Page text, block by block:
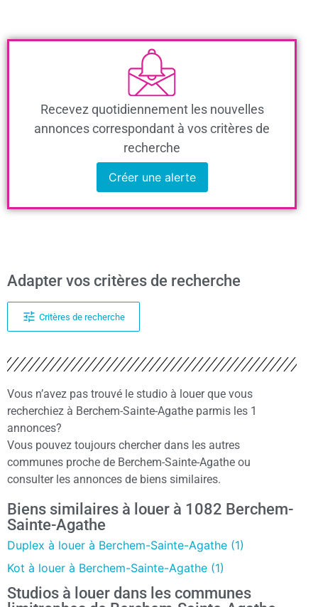
Recevez quotidiennement les nouvelles
annonces correspondant à vos critères de
recherche
Créer une alerte
Adapter vos critères de recherche
Critères de recherche
Vous n’avez pas trouvé le studio à louer que vous
recherchiez à Berchem-Sainte-Agathe parmis les 1
annonces?
Vous pouvez toujours chercher dans les autres
communes proche de Berchem-Sainte-Agathe ou
consulter les annonces de biens similaires.
Biens similaires à louer à 1082 Berchem-
Sainte-Agathe
Duplex à louer à Berchem-Sainte-Agathe (1)
Kot à louer à Berchem-Sainte-Agathe (1)
Studios à louer dans les communes